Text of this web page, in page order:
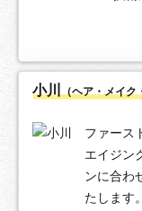
小川 （ヘア・メイク
ファース
エイジン
ンに合わ
たします